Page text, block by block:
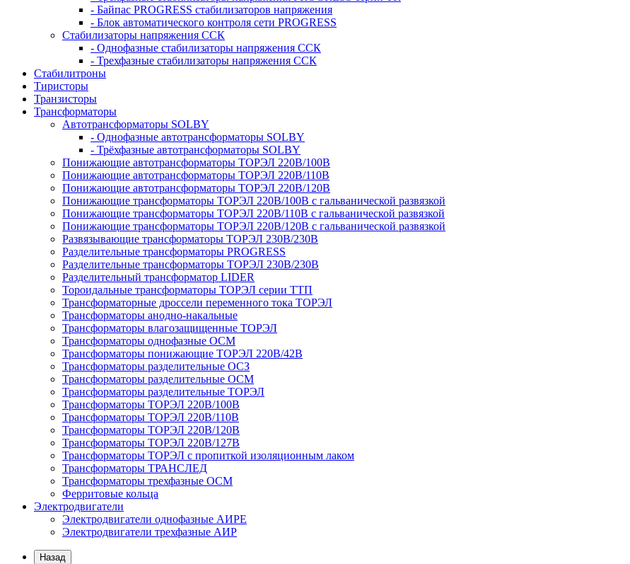
- Байпас PROGRESS стабилизаторов напряжения
- Блок автоматического контроля сети PROGRESS
Стабилизаторы напряжения ССК
- Однофазные стабилизаторы напряжения ССК
- Трехфазные стабилизаторы напряжения ССК
Стабилитроны
Тиристоры
Транзисторы
Трансформаторы
Автотрансформаторы SOLBY
- Однофазные автотрансформаторы SOLBY
- Трёхфазные автотрансформаторы SOLBY
Понижающие автотрансформаторы ТОРЭЛ 220В/100В
Понижающие автотрансформаторы ТОРЭЛ 220В/110В
Понижающие автотрансформаторы ТОРЭЛ 220В/120В
Понижающие трансформаторы ТОРЭЛ 220В/100В с гальванической развязкой
Понижающие трансформаторы ТОРЭЛ 220В/110В с гальванической развязкой
Понижающие трансформаторы ТОРЭЛ 220В/120В с гальванической развязкой
Развязывающие трансформаторы ТОРЭЛ 230В/230В
Разделительные трансформаторы PROGRESS
Разделительные трансформаторы ТОРЭЛ 230В/230В
Разделительный трансформатор LIDER
Тороидальные трансформаторы ТОРЭЛ серии ТТП
Трансформаторные дроссели переменного тока ТОРЭЛ
Трансформаторы анодно-накальные
Трансформаторы влагозащищенные ТОРЭЛ
Трансформаторы однофазные ОСМ
Трансформаторы понижающие ТОРЭЛ 220В/42В
Трансформаторы разделительные ОСЗ
Трансформаторы разделительные ОСМ
Трансформаторы разделительные ТОРЭЛ
Трансформаторы ТОРЭЛ 220В/100В
Трансформаторы ТОРЭЛ 220В/110В
Трансформаторы ТОРЭЛ 220В/120В
Трансформаторы ТОРЭЛ 220В/127В
Трансформаторы ТОРЭЛ с пропиткой изоляционным лаком
Трансформаторы ТРАНСЛЕД
Трансформаторы трехфазные ОСМ
Ферритовые кольца
Электродвигатели
Электродвигатели однофазные АИРЕ
Электродвигатели трехфазные АИР
Назад